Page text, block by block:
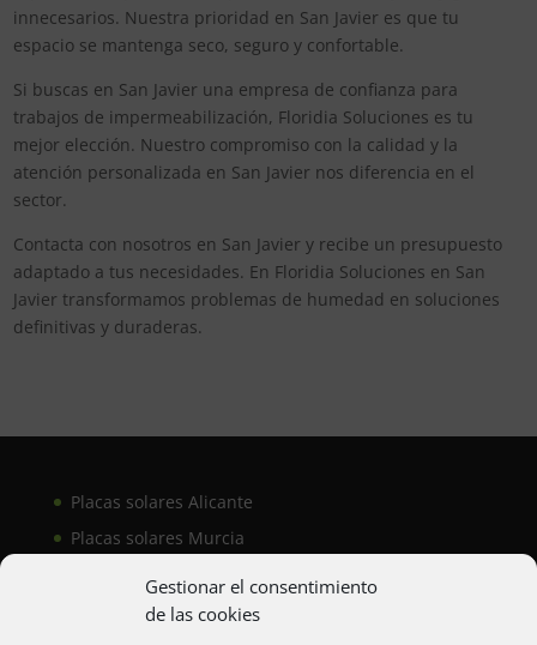
Gestionar el consentimiento
de las cookies
innecesarios. Nuestra prioridad en San Javier es que tu
espacio se mantenga seco, seguro y confortable.
Si buscas en San Javier una empresa de confianza para
trabajos de impermeabilización, Floridia Soluciones es tu
mejor elección. Nuestro compromiso con la calidad y la
atención personalizada en San Javier nos diferencia en el
sector.
Contacta con nosotros en San Javier y recibe un presupuesto
adaptado a tus necesidades. En Floridia Soluciones en San
Javier transformamos problemas de humedad en soluciones
definitivas y duraderas.
Placas solares Alicante
Placas solares Murcia